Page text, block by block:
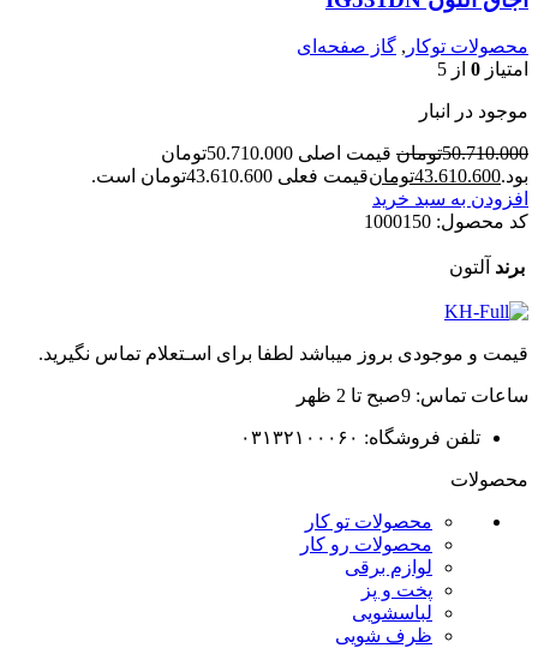
محصولات توکار , گاز صفحه‌ای
امتیاز 0 از 5
موجود در انبار
50.710.000تومان
قیمت اصلی 50.710.000تومان
بود.43.610.600تومانقیمت فعلی 43.610.600تومان است.
افزودن به سبد خرید
کد محصول: 1000150
برند آلتون
قیمت و موجودی بروز میباشد لطفا برای اسـتعلام تماس نگیرید.
ساعات تماس: 9صبح تا 2 ظهر
تلفن فروشگاه: ۰۳۱۳۲۱۰۰۰۶۰
محصولات
محصولات تو کار
محصولات رو کار
لوازم برقی
پخت و پز
لباسشویی
ظرف شویی